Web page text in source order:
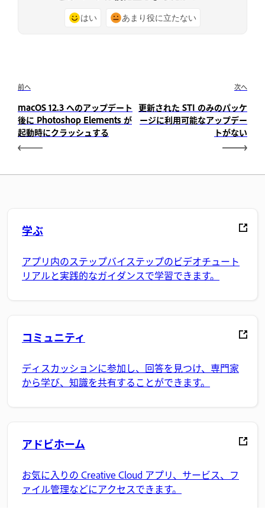
はい あまり役に立たない
前へ
macOS 12.3 へのアップデート
後に Photoshop Elements が
起動時にクラッシュする
次へ
更新された STI のみのパッケ
ージに利用可能なアップデー
トがない
学ぶ
アプリ内のステップバイステップのビデオチュート
リアルと実践的なガイダンスで学習できます。
コミュニティ
ディスカッションに参加し、回答を見つけ、専門家
から学び、知識を共有することができます。
アドビホーム
お気に入りの Creative Cloud アプリ、サービス、フ
ァイル管理などにアクセスできます。